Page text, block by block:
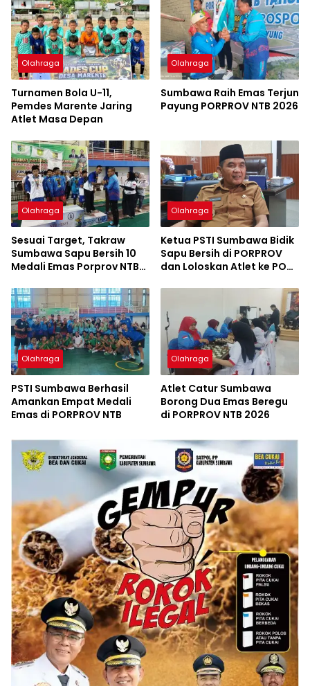
Olahraga
Turnamen Bola U-11,
Pemdes Marente Jaring
Atlet Masa Depan
Olahraga
Sumbawa Raih Emas Terjun
Payung PORPROV NTB 2026
Olahraga
Sesuai Target, Takraw
Sumbawa Sapu Bersih 10
Medali Emas Porprov NTB
Olahraga
Ketua PSTI Sumbawa Bidik
Sapu Bersih di PORPROV
dan Loloskan Atlet ke PON
Olahraga
PSTI Sumbawa Berhasil
Amankan Empat Medali
Emas di PORPROV NTB
Olahraga
Atlet Catur Sumbawa
Borong Dua Emas Beregu
di PORPROV NTB 2026